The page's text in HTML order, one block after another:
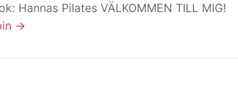
Hannas Pilates VÄLKOMMEN TILL MIG!